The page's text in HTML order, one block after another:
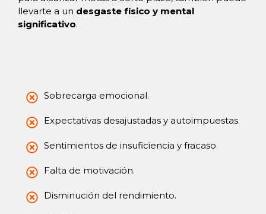
Sobrecarga emocional.
Expectativas desajustadas y autoimpuestas.
Sentimientos de insuficiencia y fracaso.
Falta de motivación.
Disminución del rendimiento.
llevarte a un desgaste físico y mental
significativo.